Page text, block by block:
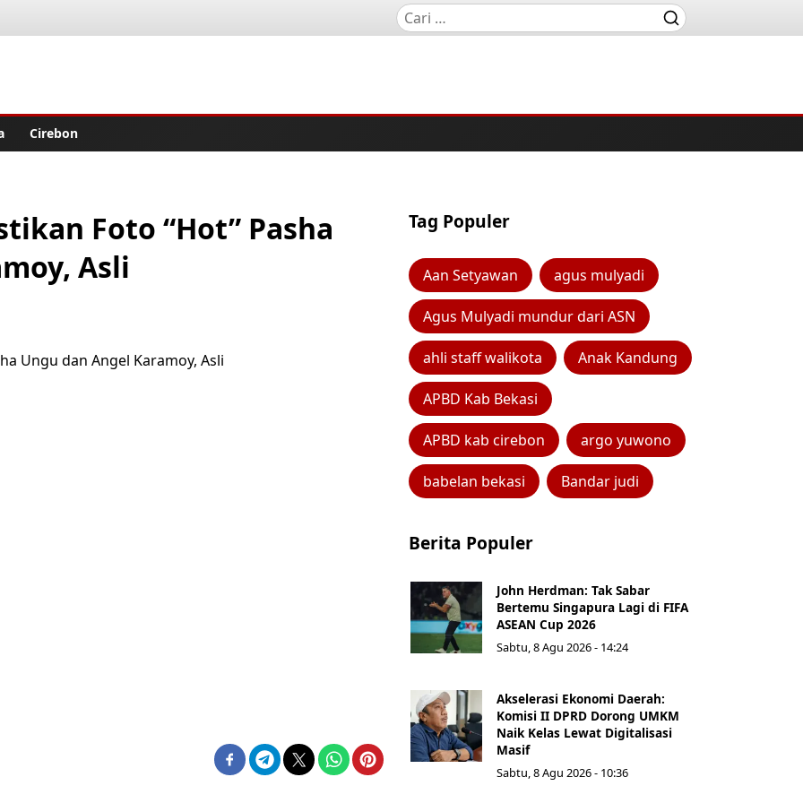
Cirebon
Foto “Hot” Pasha
Asli
Tag Populer
Aan Setyawan agus mulyadi
Agus Mulyadi mundur dari ASN
ahli staff walikota Anak Kandung
APBD Kab Bekasi
APBD kab cirebon argo yuwono
babelan bekasi Bandar judi
Berita Populer
John Herdman: Tak Sabar
Bertemu Singapura Lagi di FIFA
ASEAN Cup 2026
Sabtu, 8 Agu 2026 - 14:24
Akselerasi Ekonomi Daerah:
Komisi II DPRD Dorong UMKM
Naik Kelas Lewat Digitalisasi
Masif
Sabtu, 8 Agu 2026 - 10:36